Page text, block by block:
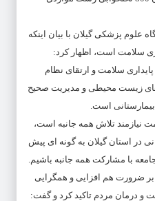
علوم پزشکی گیلان با بیان اینکه
سلامت است، اظهار کرد:
سلامت و ارتقای نظام
های زیست محیطی و مدیریت صحیح
است.
نیازمند تلاش همه جانبه است،
در استان گیلان به گونه ای پیش
با مشارکت همه جانبه باشیم.
ضرورت هم افزایی و همگرایی
و درمان مردم تاکید کرد و گفت: